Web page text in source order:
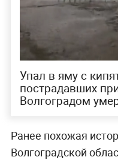
Упал в яму с
пострадавших
Волгоградом
Ранее похожая
Волгоградской